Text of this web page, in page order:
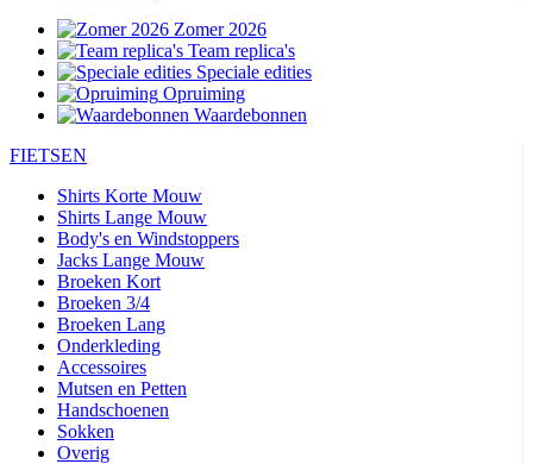
Zomer 2026
Team replica's
Speciale edities
Opruiming
Waardebonnen
FIETSEN
Shirts Korte Mouw
Shirts Lange Mouw
Body's en Windstoppers
Jacks Lange Mouw
Broeken Kort
Broeken 3/4
Broeken Lang
Onderkleding
Accessoires
Mutsen en Petten
Handschoenen
Sokken
Overig